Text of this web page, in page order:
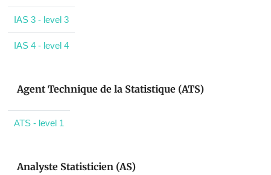
IAS 3 - level 3
IAS 4 - level 4
Agent Technique de la Statistique (ATS)
ATS - level 1
Analyste Statisticien (AS)